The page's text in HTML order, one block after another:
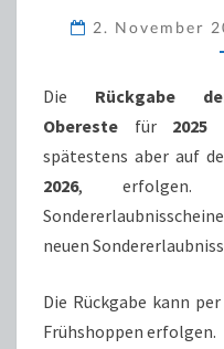
2. November
Die Rückgabe
Obereste für 2025
spätestens aber auf
2026, erfolgen.
neuen
Die Rückgabe kann
Frühshoppen erfolgen.